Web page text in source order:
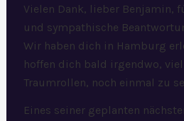
Vielen Dank, lieber Benjamin,
und sympathische
Wir haben dich in Hamburg
hoffen dich bald irgendwo,
Traumrollen, noch einmal zu
Eines seiner geplanten